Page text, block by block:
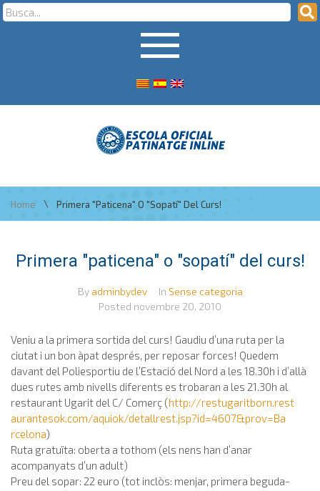
Home \ Primera "paticena" O "sopatí" Del Curs!
Primera "paticena" o "sopatí" del curs!
By adminbydev In Sense categoria
Posted novembre 20, 2010
Veniu a la primera sortida del curs! Gaudiu d’una ruta per la
ciutat i un bon àpat després, per reposar forces! Quedem
davant del Poliesportiu de l’Estació del Nord a les 18.30h i d’allà
dues rutes amb nivells diferents es trobaran a les 21.30h al
restaurant Ugarit del C/ Comerç (http://restugaritborn.rest
aurantesok.com/aquiok/detallrest.jsp?id=4607&prov=Ba
rcelona)
Ruta gratuïta: oberta a tothom (els nens han d’anar
acompanyats d’un adult)
Preu del sopar: 22 euro (tot inclòs: menjar, primera beguda-